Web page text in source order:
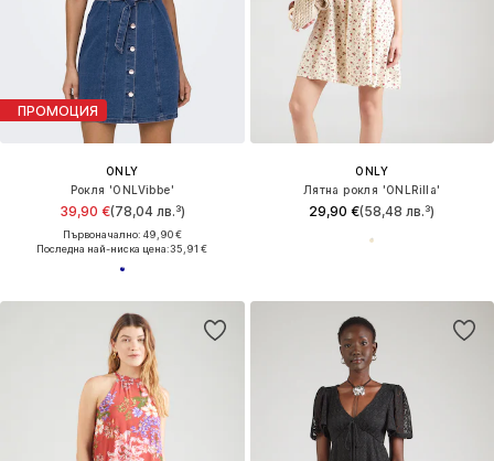
ПРОМОЦИЯ
ONLY
Рокля 'ONLVibbe'
39,90 €(78,04 лв.³)
Първоначално: 49,90 €
Последна най-ниска цена:35,91 €
ONLY
Лятна рокля 'ONLRilla'
29,90 €(58,48 лв.³)